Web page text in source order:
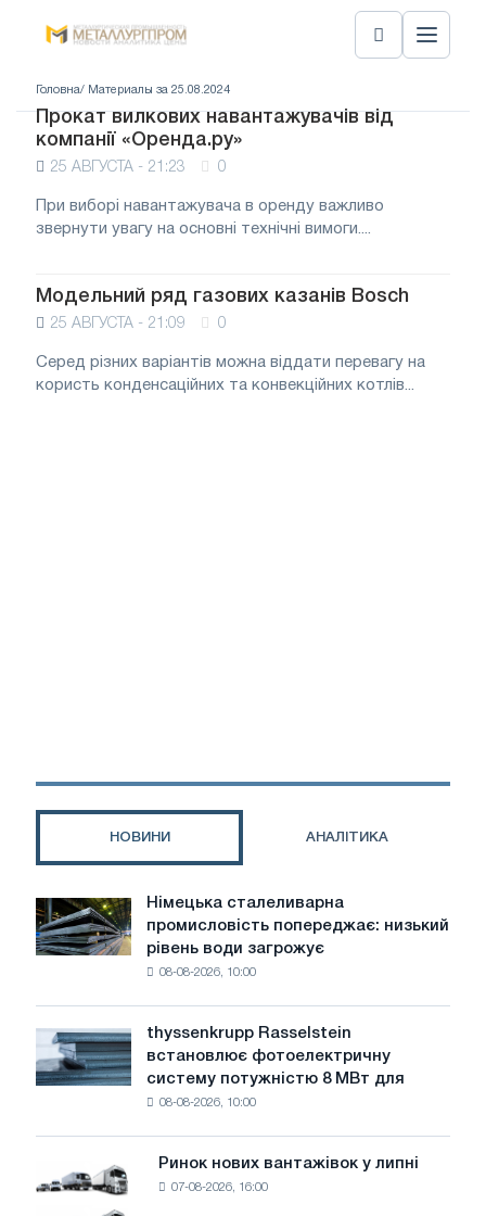
Головна/ Материалы за 25.08.2024
Прокат вилкових навантажувачів від
компанії «Оренда.ру»
25 АВГУСТА - 21:23 0
При виборі навантажувача в оренду важливо
звернути увагу на основні технічні вимоги....
Модельний ряд газових казанів Bosch
25 АВГУСТА - 21:09 0
Серед різних варіантів можна віддати перевагу на
користь конденсаційних та конвекційних котлів...
НОВИНИ АНАЛІТИКА
Німецька
сталеливарна
промисловість
води
загрожує
Німецька сталеливарна
промисловість попереджає: низький
рівень води загрожує
08-08-2026, 10:00
thyssenkrupp
Rasselstein
встановлює
фотоелектричну
thyssenkrupp Rasselstein
встановлює фотоелектричну
систему потужністю 8 МВт для
08-08-2026, 10:00
Ринок
нових
вантажівок
Ринок нових вантажівок у липні
07-08-2026, 16:00